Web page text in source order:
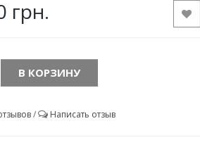
грн.
В КОРЗИНУ
/ Написать отзыв